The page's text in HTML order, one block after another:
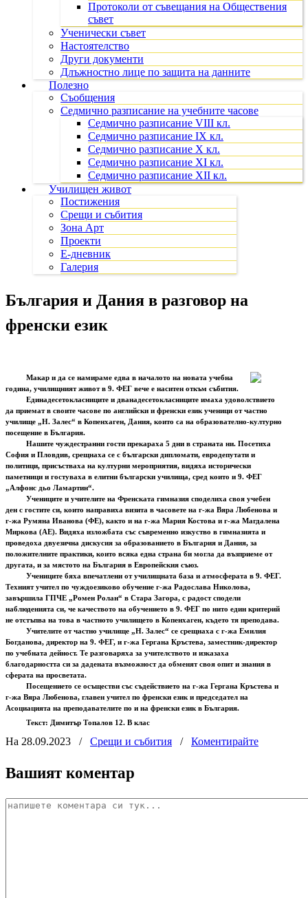
Протоколи от съвещания на Обществения
съвет
Ученически съвет
Настоятелство
Други документи
Длъжностно лице по защита на данните
Полезно
Съобщения
Седмично разписание на учебните часове
Седмично разписание VIII кл.
Седмично разписание IX кл.
Седмично разписание X кл.
Седмично разписание XI кл.
Седмично разписание XII кл.
Училищен живот
Постижения
Срещи и събития
Зона Арт
Проекти
Е-дневник
Галерия
България и Дания в разговор на
френски език
Макар и да се намираме едва в началото на новата учебна
година, училищният живот в 9. ФЕГ вече е наситен откъм събития.
Единадесетокласниците и дванадесетокласниците имаха удоволствието
да приемат в своите часове по английски и френски език ученици от частно
училище „Н. Залес“ в Копенхаген, Дания, които са на образователно-културно
посещение в България.
Нашите чуждестранни гости прекараха 5 дни в страната ни. Посетиха
София и Пловдив, срещнаха се с български дипломати, евродепутати и
политици, присъстваха на културни мероприятия, видяха исторически
паметници и гостуваха в елитни български училища, сред които и 9. ФЕГ
„Алфонс дьо Ламартин“.
Учениците и учителите на Френската гимназия споделиха своя учебен
ден с гостите си, които направиха визита в часовете на г-жа Вяра Любенова и
г-жа Румяна Иванова (ФЕ), както и на г-жа Мария Костова и г-жа Магдалена
Миркова (АЕ). Видяха изложбата със съвременно изкуство в гимназията и
проведоха двуезична дискусия за образованието в България и Дания, за
положителните практики, които всяка една страна би могла да възприеме от
другата, и за мястото на България в Европейския съюз.
Учениците бяха впечатлени от училищната база и атмосферата в 9. ФЕГ.
Техният учител по чуждоезиково обучение г-жа Радослава Николова,
завършила ГПЧЕ „Ромен Ролан“ в Стара Загора, с радост сподели
наблюденията си, че качеството на обучението в 9. ФЕГ по нито един критерий
не отстъпва на това в частното училището в Копенхаген, където тя преподава.
Учителите от частно училище „Н. Залес“ се срещнаха с г-жа Емилия
Богданова, директор на 9. ФЕГ, и г-жа Гергана Кръстева, заместник-директор
по учебната дейност. Те разговаряха за учителството и изказаха
благодарността си за дадената възможност да обменят своя опит и знания в
сферата на просветата.
Посещението се осъществи със съдействието на г-жа Гергана Кръстева и
г-жа Вяра Любенова, главен учител по френски език и председател на
Асоциацията на преподавателите по и на френски език в България.
Текст: Димитър Топалов 12. В клас
На 28.09.2023 / Срещи и събития / Коментирайте
Вашият коментар